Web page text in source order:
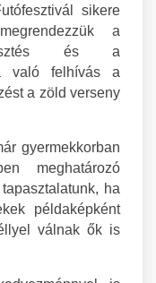
sikere
a
és a
való felhívás a
a zöld verseny
gyermekkorban
meghatározó
ha
példaképként
válnak ők is